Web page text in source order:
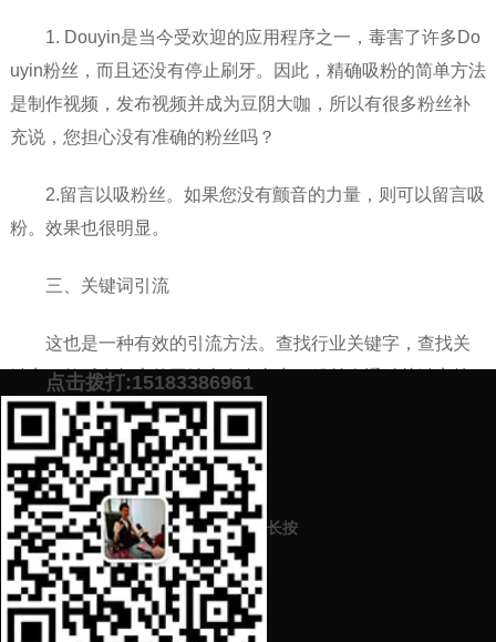
1. Douyin是当今受欢迎的应用程序之一，毒害了许多Do
uyin粉丝，而且还没有停止刷牙。因此，精确吸粉的简单方法
是制作视频，发布视频并成为豆阴大咖，所以有很多粉丝补
充说，您担心没有准确的粉丝吗？
2.留言以吸粉丝。如果您没有颤音的力量，则可以留言吸
粉。效果也很明显。
三、关键词引流
这也是一种有效的引流方法。查找行业关键字，查找关
键字，然后在相应的网站上发布文章。粉丝会通过关键字搜
索找到您。请注意，这部分粉丝必须是对您的产品感兴趣的
粉丝。定位粉丝。
预约营销老师 添加微信号：scyxch
案！
上一篇：做微商怎么去推广产品（精准引流看这里）
下一篇：一篇转化率高的软文应该怎么写（营销软文代写来这里）
点击拨打:15183386961
长按